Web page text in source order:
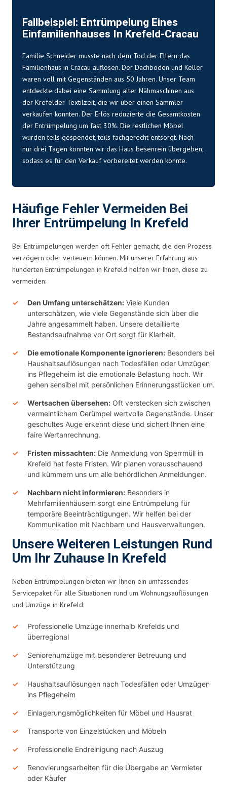
Fallbeispiel: Entrümpelung Eines
Einfamilienhauses In Krefeld-Cracau
Familie Schneider musste nach dem Tod der Eltern das
Familienhaus in Cracau auflösen. Der Dachboden und Keller
waren voll mit Gegenständen aus 50 Jahren. Unser Team
entdeckte dabei eine Sammlung alter Nähmaschinen aus
der Krefelder Textilzeit, die wir über einen Sammler
verkaufen konnten. Der Erlös reduzierte die Gesamtkosten
der Entrümpelung um fast 30%. Die restlichen Möbel
wurden teils gespendet, teils fachgerecht entsorgt. Nach
nur drei Tagen konnten wir das Haus besenrein übergeben,
sodass es für den Verkauf vorbereitet werden konnte.
Häufige Fehler Vermeiden Bei
Ihrer Entrümpelung In Krefeld
Bei Entrümpelungen werden oft Fehler gemacht, die den Prozess
verzögern oder verteuern können. Mit unserer Erfahrung aus
hunderten Entrümpelungen in Krefeld helfen wir Ihnen, diese zu
vermeiden:
Den Umfang unterschätzen: Viele Kunden
unterschätzen, wie viele Gegenstände sich über die
Jahre angesammelt haben. Unsere detaillierte
Bestandsaufnahme vor Ort sorgt für Klarheit.
Die emotionale Komponente ignorieren: Besonders bei
Haushaltsauflösungen nach Todesfällen oder Umzügen
ins Pflegeheim ist die emotionale Belastung hoch. Wir
gehen sensibel mit persönlichen Erinnerungsstücken um.
Wertsachen übersehen: Oft verstecken sich zwischen
vermeintlichem Gerümpel wertvolle Gegenstände. Unser
geschultes Auge erkennt diese und sichert Ihnen eine
faire Wertanrechnung.
Fristen missachten: Die Anmeldung von Sperrmüll in
Krefeld hat feste Fristen. Wir planen vorausschauend
und kümmern uns um alle behördlichen Anmeldungen.
Nachbarn nicht informieren: Besonders in
Mehrfamilienhäusern sorgt eine Entrümpelung für
temporäre Beeinträchtigungen. Wir helfen bei der
Kommunikation mit Nachbarn und Hausverwaltungen.
Unsere Weiteren Leistungen Rund
Um Ihr Zuhause In Krefeld
Neben Entrümpelungen bieten wir Ihnen ein umfassendes
Servicepaket für alle Situationen rund um Wohnungsauflösungen
und Umzüge in Krefeld:
Professionelle Umzüge innerhalb Krefelds und
überregional
Seniorenumzüge mit besonderer Betreuung und
Unterstützung
Haushaltsauflösungen nach Todesfällen oder Umzügen
ins Pflegeheim
Einlagerungsmöglichkeiten für Möbel und Hausrat
Transporte von Einzelstücken und Möbeln
Professionelle Endreinigung nach Auszug
Renovierungsarbeiten für die Übergabe an Vermieter
oder Käufer